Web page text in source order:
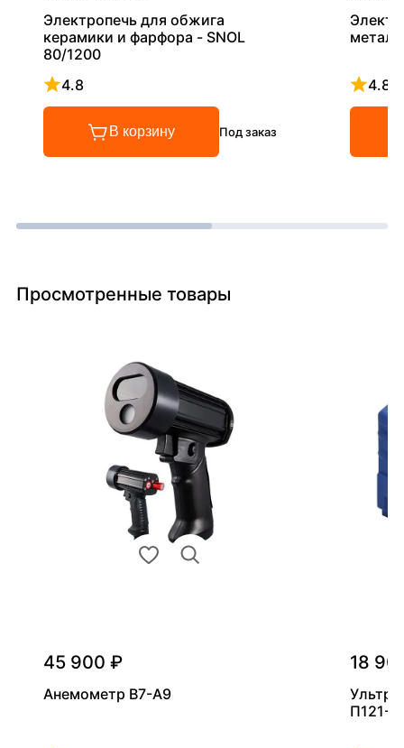
Электропечь для обжига
керамики и фарфора - SNOL
80/1200
4.8
Рейтинг 4.8 из 5
В корзину Под заказ
4.8
Просмотренные товары
45 900 ₽
Анемометр В7-А9
18
П121-